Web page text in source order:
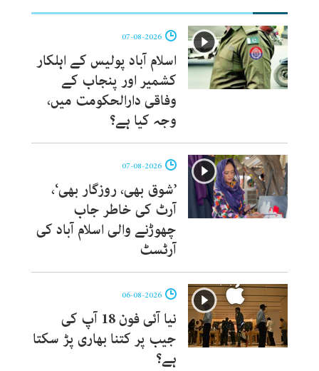
اسلام آباد پولیس کے اہلکار
کشمیر اور پنجاب کے
وفاقی دارالحکومت میں،
وجہ کیا ہے؟
’شوق بھی، روزگار بھی‘،
آرٹ کی خاطر جاب
چھوڑنے والی اسلام آباد کی
آرٹسٹ
نیا آئی فون 18 آپ کی
جیب پر کتنا بھاری پڑ سکتا
ہے؟